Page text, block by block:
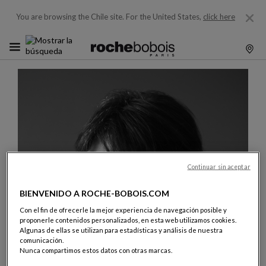
You are browsing the Chile site. For the United States, click here
BIENVENIDO A ROCHE-BOBOIS.COM
Con el fin de ofrecerle la mejor experiencia de navegación posible y
proponerle contenidos personalizados, en esta web utilizamos cookies.
Algunas de ellas se utilizan para estadísticas y análisis de nuestra
comunicación.
Nunca compartimos estos datos con otras marcas.
Continuar sin aceptar